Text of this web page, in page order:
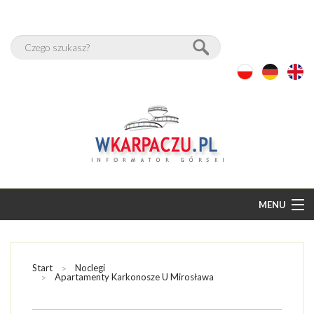
MENU
BAZA NOCLEGÓW
Start
Noclegi
Apartamenty Karkonosze U Mirosława